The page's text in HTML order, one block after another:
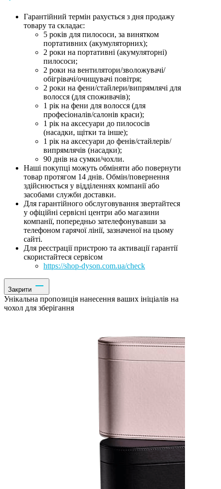
Гарантійний термін рахується з дня продажу
товару та складає:
5 років для пилососи, за винятком
портативних (акумуляторних);
2 роки на портативні (акумуляторні)
пилососи;
2 роки на вентилятори/зволожувачі/
обігрівачі/очищувачі повітря;
2 роки на фени/стайлери/випрямлячі для
волосся (для споживачів);
1 рік на фени для волосся (для
професіоналів/салонів краси);
1 рік на аксесуари до пилососів
(насадки, щітки та інше);
1 рік на аксесуари до фенів/стайлерів/
випрямлячів (насадки);
90 днів на сумки/чохли.
Наші покупці можуть обміняти або повернути
товар протягом 14 днів. Обмін/повернення
здійснюється у відділеннях компанії або
засобами служби доставки.
Для гарантійного обслуговування звертайтеся
у офіційні сервісні центри або магазини
компанії, попередньо зателефонувавши за
телефоном гарячої лінії, зазначеної на цьому
сайті.
Для реєстрації пристрою та активації гарантії
скористайтеся сервісом
https://shop-dyson.com.ua/check
Закрити
Унікальна пропозиція нанесення ваших ініціалів на
чохол для зберігання